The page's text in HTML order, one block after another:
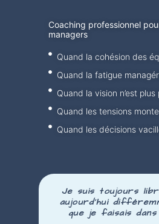
Je suis toujours
aujourd’hui
que je faisais
Coaching professionnel
managers
Quand la cohésion des
Quand la fatigue
Quand la vision n’est
Quand les tensions
Quand les décisions